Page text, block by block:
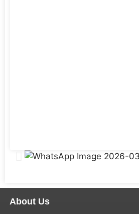
About Us